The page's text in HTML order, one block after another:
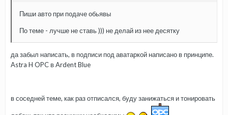
Пиши авто при подаче обьявы
По теме - лучше не ставь ))) не делай из нее десятку
да забыл написать, в подписи под аватаркой написано в принципе.
Astra H OPC в Ardent Blue
в соседней теме, как раз отписался, буду занижаться и тонировать